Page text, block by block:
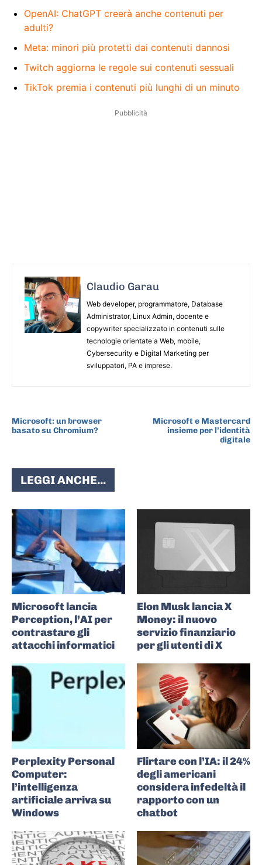
OpenAI: ChatGPT creerà anche contenuti per
adulti?
Meta: minori più protetti dai contenuti dannosi
Twitch aggiorna le regole sui contenuti sessuali
TikTok premia i contenuti più lunghi di un minuto
Pubblicità
Claudio Garau
Web developer, programmatore, Database
Administrator, Linux Admin, docente e
copywriter specializzato in contenuti sulle
tecnologie orientate a Web, mobile,
Cybersecurity e Digital Marketing per
sviluppatori, PA e imprese.
Microsoft: un browser
basato su Chromium?
Microsoft e Mastercard
insieme per l’identità
digitale
LEGGI ANCHE...
Microsoft lancia
Perception, l’AI per
contrastare gli
attacchi informatici
Elon Musk lancia X
Money: il nuovo
servizio finanziario
per gli utenti di X
Perplexity Personal
Computer:
l’intelligenza
artificiale arriva su
Windows
Flirtare con l’IA: il 24%
degli americani
considera infedeltà il
rapporto con un
chatbot